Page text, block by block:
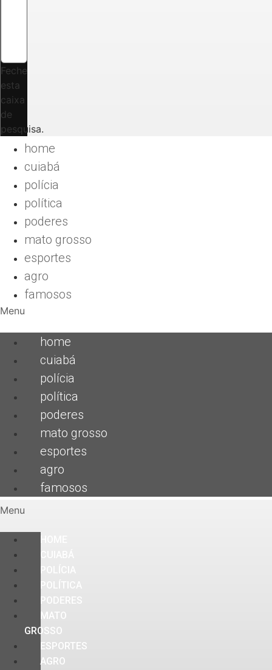
Feche
esta
caixa
de
pesquisa.
home
cuiabá
polícia
política
poderes
mato grosso
esportes
agro
famosos
Menu
home
cuiabá
polícia
política
poderes
mato grosso
esportes
agro
famosos
Menu
PODERES
MATO
GROSSO
ESPORTES
AGRO